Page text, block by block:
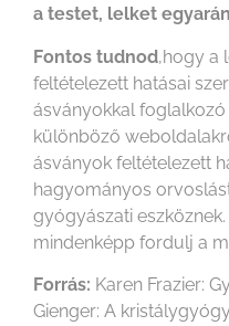
a testet, lelket
Fontos tudnod,hogy a
feltételezett hatásai
ásványokkal
különböző
ásványok feltételezett
hagyományos
gyógyászati
mindenképp fordulj a
Forrás: Karen Frazier:
Gienger: A